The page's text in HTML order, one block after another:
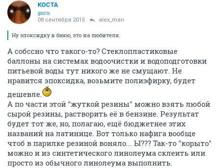
KOCTA
guru
08 сентября 2015 alex_man
Ну эпоксидку в баню, это на любителя.
А собссно что такого-то? Стеклопластиковые
баллоны на системах водоочистки и водоподготовки
питьевой воды тут никого же не смущают. Не
нравится эпоксидка, возьмите полиэфирку, будет
дешевле.
А по части этой "жуткой резины" можно взять любой
сырой резины, растворить её в бензине. Результат
будет тот же, но, полагаю, ещё бюджетнее этих
названий на латинице. Вот только нафига вообще
чтоб в парилке резиной воняло... Ы??? Так-то "корыто"
можно и из синтетического линолеума склеить или
просто из обычного линолеума выполнить.